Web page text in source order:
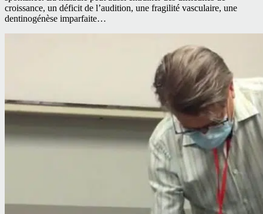
croissance, un déficit de l’audition, une fragilité vasculaire, une
dentinogénèse imparfaite…